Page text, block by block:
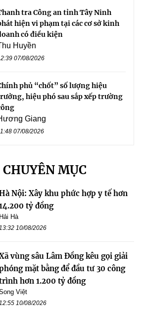
tra Công an tỉnh Tây Ninh
hiện vi phạm tại các cơ sở kinh
có điều kiện
Huyền
07/08/2026
phủ “chốt” số lượng hiệu
hiệu phó sau sắp xếp trường
Giang
07/08/2026
MỤC
Nội: Xây khu phức hợp y tế hơn
tỷ đồng
Hải Hà
13:32 10/08/2026
vùng sâu Lâm Đồng kêu gọi giải
mặt bằng để đầu tư 30 công
hơn 1.200 tỷ đồng
Việt
12:55 10/08/2026